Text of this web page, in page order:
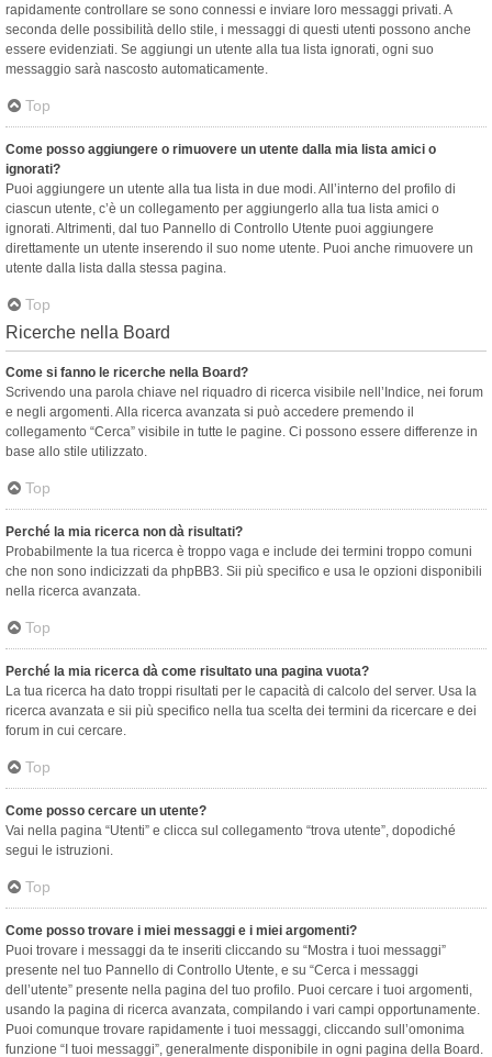
rapidamente controllare se sono connessi e inviare loro messaggi privati. A
seconda delle possibilità dello stile, i messaggi di questi utenti possono anche
essere evidenziati. Se aggiungi un utente alla tua lista ignorati, ogni suo
messaggio sarà nascosto automaticamente.
Top
Come posso aggiungere o rimuovere un utente dalla mia lista amici o
ignorati?
Puoi aggiungere un utente alla tua lista in due modi. All’interno del profilo di
ciascun utente, c’è un collegamento per aggiungerlo alla tua lista amici o
ignorati. Altrimenti, dal tuo Pannello di Controllo Utente puoi aggiungere
direttamente un utente inserendo il suo nome utente. Puoi anche rimuovere un
utente dalla lista dalla stessa pagina.
Top
Ricerche nella Board
Come si fanno le ricerche nella Board?
Scrivendo una parola chiave nel riquadro di ricerca visibile nell’Indice, nei forum
e negli argomenti. Alla ricerca avanzata si può accedere premendo il
collegamento “Cerca” visibile in tutte le pagine. Ci possono essere differenze in
base allo stile utilizzato.
Top
Perché la mia ricerca non dà risultati?
Probabilmente la tua ricerca è troppo vaga e include dei termini troppo comuni
che non sono indicizzati da phpBB3. Sii più specifico e usa le opzioni disponibili
nella ricerca avanzata.
Top
Perché la mia ricerca dà come risultato una pagina vuota?
La tua ricerca ha dato troppi risultati per le capacità di calcolo del server. Usa la
ricerca avanzata e sii più specifico nella tua scelta dei termini da ricercare e dei
forum in cui cercare.
Top
Come posso cercare un utente?
Vai nella pagina “Utenti” e clicca sul collegamento “trova utente”, dopodiché
segui le istruzioni.
Top
Come posso trovare i miei messaggi e i miei argomenti?
Puoi trovare i messaggi da te inseriti cliccando su “Mostra i tuoi messaggi”
presente nel tuo Pannello di Controllo Utente, e su “Cerca i messaggi
dell’utente” presente nella pagina del tuo profilo. Puoi cercare i tuoi argomenti,
usando la pagina di ricerca avanzata, compilando i vari campi opportunamente.
Puoi comunque trovare rapidamente i tuoi messaggi, cliccando sull’omonima
funzione “I tuoi messaggi”, generalmente disponibile in ogni pagina della Board.